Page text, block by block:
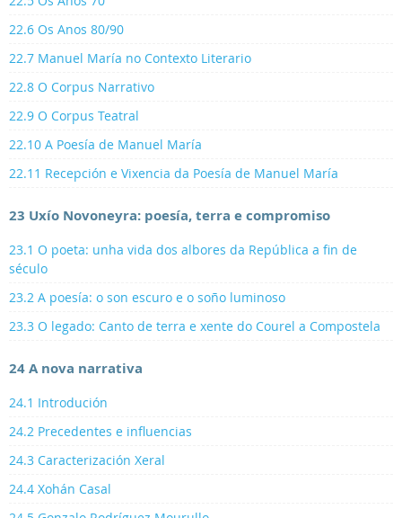
22.6 Os Anos 80/90
22.7 Manuel María no Contexto Literario
22.8 O Corpus Narrativo
22.9 O Corpus Teatral
22.10 A Poesía de Manuel María
22.11 Recepción e Vixencia da Poesía de Manuel María
23 Uxío Novoneyra: poesía, terra e compromiso
23.1 O poeta: unha vida dos albores da República a fin de
século
23.2 A poesía: o son escuro e o soño luminoso
23.3 O legado: Canto de terra e xente do Courel a Compostela
24 A nova narrativa
24.1 Introdución
24.2 Precedentes e influencias
24.3 Caracterización Xeral
24.4 Xohán Casal